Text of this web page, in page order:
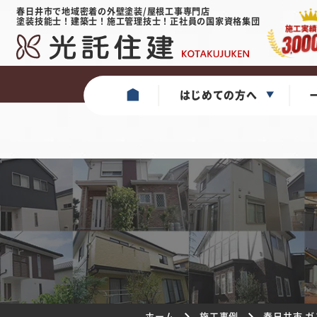
春日井市で地域密着の外壁塗装/屋根工事専門店
塗装技能士！建築士！施工管理技士！正社員の国家資格集団
はじめての方へ